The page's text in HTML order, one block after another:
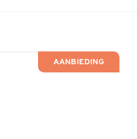
AANBIEDING